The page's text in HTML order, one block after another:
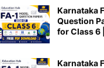
Karnataka
Question
for Class 6
Karnataka